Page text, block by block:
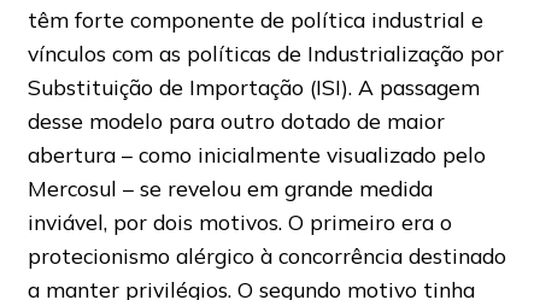
têm forte componente de política industrial e
vínculos com as políticas de Industrialização por
Substituição de Importação (ISI). A passagem
desse modelo para outro dotado de maior
abertura – como inicialmente visualizado pelo
Mercosul – se revelou em grande medida
inviável, por dois motivos. O primeiro era o
protecionismo alérgico à concorrência destinado
a manter privilégios. O segundo motivo tinha